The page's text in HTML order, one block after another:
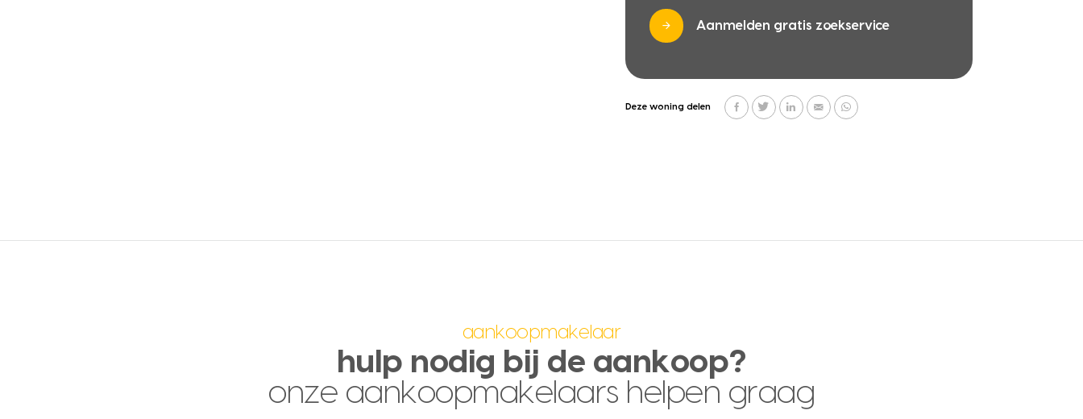
Aanmelden gratis zoekservice
Deze woning delen
aankoopmakelaar
hulp nodig bij de aankoop?
onze aankoopmakelaars helpen graag